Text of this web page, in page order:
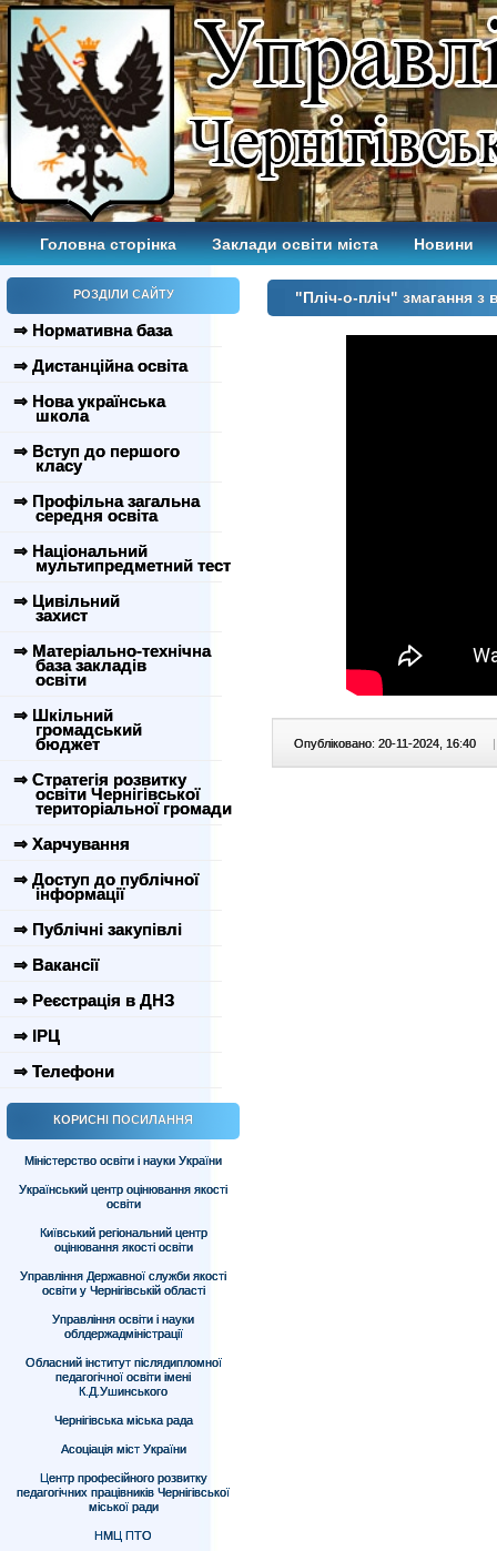
Головна сторінка Заклади освіти міста Новини
РОЗДІЛИ САЙТУ
⇒ Нормативна база
⇒ Дистанційна освіта
⇒ Нова українська
школа
⇒ Вступ до першого
класу
⇒ Профільна загальна
середня освіта
⇒ Національний
мультипредметний тест
⇒ Цивільний
захист
⇒ Матеріально-технічна
база закладів
освіти
⇒ Шкільний
громадський
бюджет
⇒ Стратегія розвитку
освіти Чернігівської
територіальної громади
⇒ Харчування
⇒ Доступ до публічної
інформації
⇒ Публічні закупівлі
⇒ Вакансії
⇒ Реєстрація в ДНЗ
⇒ ІРЦ
⇒ Телефони
КОРИСНІ ПОСИЛАННЯ
Міністерство освіти і науки України
Український центр оцінювання якості
освіти
Київський регіональний центр
оцінювання якості освіти
Управління Державної служби якості
освіти у Чернігівській області
Управління освіти і науки
облдержадміністрації
Обласний інститут післядипломної
педагогічної освіти імені
К.Д.Ушинського
Чернігівська міська рада
Асоціація міст України
Центр професійного розвитку
педагогічних працівників Чернігівської
міської ради
НМЦ ПТО
"Пліч-о-пліч" змагання з
Опубліковано: 20-11-2024, 16:40 |